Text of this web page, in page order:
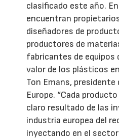
clasificado este año.
encuentran
diseñadores de
productores de
fabricantes de equipos
valor de los plásticos
Ton Emans,
Europe. “Cada
claro resultado de las
industria europea del
inyectando en el